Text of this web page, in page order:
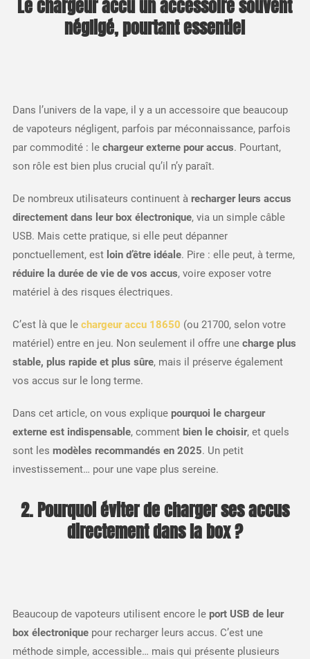
Le chargeur accu un accessoire souvent
négligé, pourtant essentiel
Dans l’univers de la vape, il y a un accessoire que beaucoup
de vapoteurs négligent, parfois par méconnaissance, parfois
par commodité : le chargeur externe pour accus. Pourtant,
son rôle est bien plus crucial qu’il n’y paraît.
De nombreux utilisateurs continuent à recharger leurs accus
directement dans leur box électronique, via un simple câble
USB. Mais cette pratique, si elle peut dépanner
ponctuellement, est loin d’être idéale. Pire : elle peut, à terme,
réduire la durée de vie de vos accus, voire exposer votre
matériel à des risques électriques.
C’est là que le chargeur accu 18650 (ou 21700, selon votre
matériel) entre en jeu. Non seulement il offre une charge plus
stable, plus rapide et plus sûre, mais il préserve également
vos accus sur le long terme.
Dans cet article, on vous explique pourquoi le chargeur
externe est indispensable, comment bien le choisir, et quels
sont les modèles recommandés en 2025. Un petit
investissement… pour une vape plus sereine.
2. Pourquoi éviter de charger ses accus
directement dans la box ?
Beaucoup de vapoteurs utilisent encore le port USB de leur
box électroniquepour recharger leurs accus. C’est une
méthode simple, accessible… mais qui présente plusieurs